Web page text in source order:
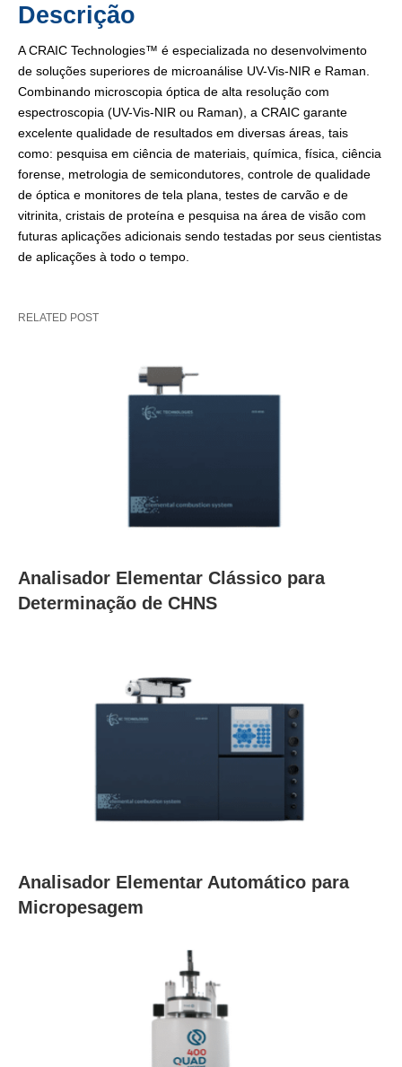
Descrição
A CRAIC Technologies™ é especializada no desenvolvimento
de soluções superiores de microanálise UV-Vis-NIR e Raman.
Combinando microscopia óptica de alta resolução com
espectroscopia (UV-Vis-NIR ou Raman), a CRAIC garante
excelente qualidade de resultados em diversas áreas, tais
como: pesquisa em ciência de materiais, química, física, ciência
forense, metrologia de semicondutores, controle de qualidade
de óptica e monitores de tela plana, testes de carvão e de
vitrinita, cristais de proteína e pesquisa na área de visão com
futuras aplicações adicionais sendo testadas por seus cientistas
de aplicações à todo o tempo.
RELATED POST
Analisador Elementar Clássico para
Determinação de CHNS
Analisador Elementar Automático para
Micropesagem